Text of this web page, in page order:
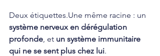
Deux étiquettes.Une même racine : un
système nerveux en dérégulation
profonde, et un système immunitaire
qui ne se sent plus chez lui.